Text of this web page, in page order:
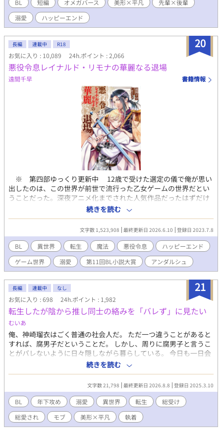
BL 短編 オメガバース 美形×平凡
先輩×後輩
溺愛
ハッピーエンド
20
長編 連載中 R18
お気に入り : 10,089 24h.ポイント : 2,066
悪役令息レイナルド・リモナの華麗なる退場
遠間千早 書籍情報
※ 第四部ゆっくり更新中 12歳で受けた選定の儀で俺が思い
出したのは、この世界が前世で流行った乙女ゲームの世界だとい
うことだった。深夜アニメ化までされた人気作品だったはずだけ
ど、よりによって俺はそのゲームの中でも悪役の公爵令息レイナ
ルド・リモナに生まれ変わってしまったのだ。 さらに最悪なこ
とに、俺はそのゲームの中身を全く知らない。乙女ゲームやった
ことなかったし、これから俺の周りで一体何が起こるのか全然わ
からないんですけど……。 内容は知らなくとも、一時期SNSで
トレンド入りして流れてきた不穏なワードは多少なりとも覚えて
いる。 「ダメナルド安定の裏切り」 「約束された末路」 っ
て……怖！ 俺何やらかすの！？ せっかく素敵なファンタジー
の世界なのに急に将来が怖い！ 俺は世界の平和と己の平穏のた
めに、公爵家の次男としてのほのぼの生活を手にするべく堅実に
生きようと固く決心した……はずだったのに気が付いたら同級生
の天才魔法使いの秘密をうっかり知ってしまうし、悪魔召喚を企
てる怪しい陰謀にすっかり巻き込まれてるんですけど？！ 無事
約束された末路まで一直線の予感！？ いやいや俺は退場させて
もらいますから。何がなんでもシナリオから途中退場して世界も
平和で俺も平和なハッピーエンドをこの手で掴むんだ……！ 悪
役になりたくない公爵令息がジタバタする物語。(徐々にBLです。
ご注意ください) 第11回BL小説大賞をいただきました。応援し
てくださった皆様、本当にありがとうございました。(2024年11
続きを読む
文字数 1,523,908 最終更新日 2026.6.10 登録日 2023.7.8
BL 異世界 転生 魔法 悪役令息
ハッピーエンド
ゲーム世界
溺愛 第11回BL小説大賞 アンダルシュ
21
長編 連載中 なし
お気に入り : 698 24h.ポイント : 1,982
転生したが陰から推し同士の絡みを「バレず」に見たい
むいあ
俺、神崎瑠衣はごく普通の社会人だ。 ただ一つ違うことがあると
すれば、腐男子だということだ。 しかし、周りに腐男子と言うこ
とがバレないように日々隠しながら暮らしている。 今日も一日会
社に行こうとした時に横からきたトラックにはねられてしまっ
た！ 目が覚めるとそこは俺が好きなゲームの中で！？ 俺は推し同
士の絡みを眺めていたいのに、なぜか美形に迫られていて！？
「俺は壁になりたいのにーーーー！！！！」
続きを読む
文字数 21,798 最終更新日 2026.8.8 登録日 2025.3.10
BL 年下攻め 溺愛 異世界 転生
総受け
総愛され
モブ 美形×平凡 執着